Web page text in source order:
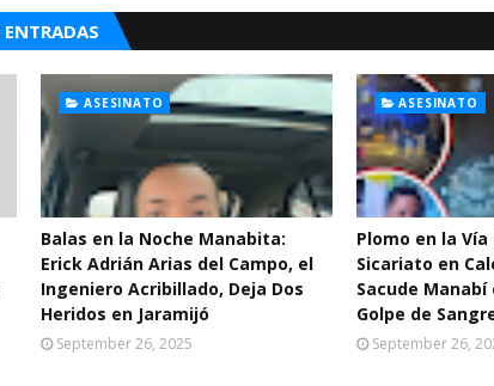
ASESINATO
Balas en la Noche Manabita:
Erick Adrián Arias del Campo, el
Ingeniero Acribillado, Deja Dos
Heridos en Jaramijó
September 26, 2025
ASESINATO
Plomo en la Vía
Sicariato en
Sacude Manabí
Golpe de
September 26,